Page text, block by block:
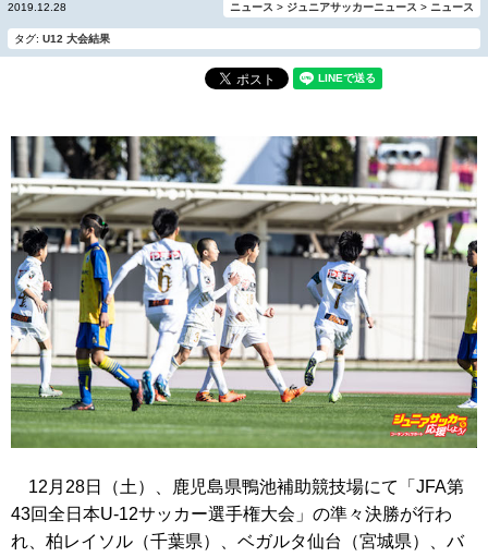
2019.12.28 ニュース > ジュニアサッカーニュース > ニュース
タグ: U12 大会結果
12月28日（土）、鹿児島県鴨池補助競技場にて「JFA第
43回全日本U-12サッカー選手権大会」の準々決勝が行わ
れ、柏レイソル（千葉県）、ベガルタ仙台（宮城県）、バ